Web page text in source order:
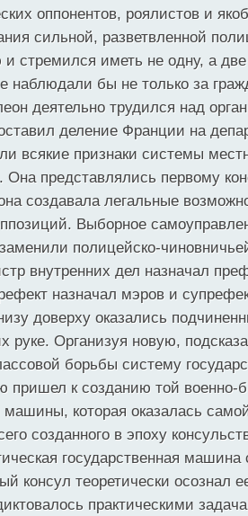
оппонентов, роялистов и
сильной, разветвленной
стремился иметь не одну, а
наблюдали бы не только за
деятельно трудился над
деление Франции на
всякие признаки системы
Она представлялись первому
создавала легальные
Выборное
полицейско-
внутренних дел назначал
назначал мэров и
доверху оказались
руке. Организуя новую,
борьбы систему
пришел к созданию той военно-
машины, которая оказалась
созданного в эпоху
государственная машина
консул теоретически осознал
практическими